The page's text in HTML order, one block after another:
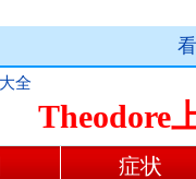
全
Theodore
症状